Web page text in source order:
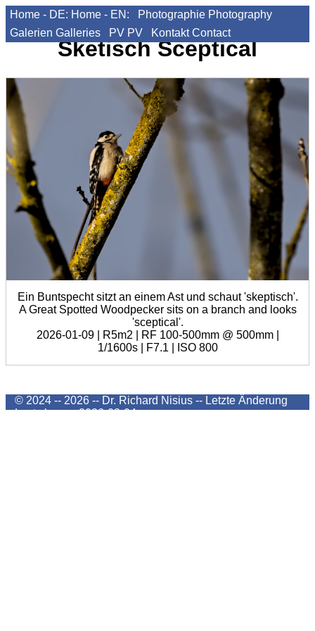
Home - DE: Home - EN: Photographie Photography
Galerien Galleries PV PV Kontakt Contact
SketischSceptical
Ein Buntspecht sitzt an einem Ast und schaut 'skeptisch'.
A Great Spotted Woodpecker sits on a branch and looks
'sceptical'.
2026-01-09 | R5m2 | RF 100-500mm @ 500mm |
1/1600s | F7.1 | ISO 800
© 2024 -- 2026 -- Dr. Richard Nisius -- Letzte Änderung
Last change2026-08-04